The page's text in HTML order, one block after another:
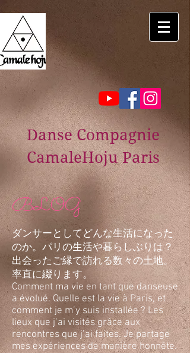
Danse Compagnie
CamaleHoju Paris
BLOG
ダンサーとしてどんな生活になった
のか。パリの生活や暮らしぶりは？
出会ったご縁で訪れる数々の土地。
率直に綴ります。
Comment ma vie en tant que danseuse
a évolué. Quelle est la vie à Paris, et
comment je m’y suis installée ? Les
lieux que j’ai visités grâce aux
rencontres que j’ai faites. Je partage
mes expériences de manière honnête.